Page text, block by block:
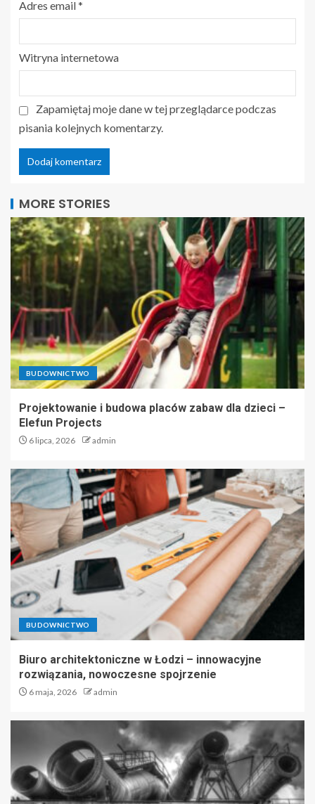
Adres email*
Witryna internetowa
Zapamiętaj moje dane w tej przeglądarce podczas
pisania kolejnych komentarzy.
MORE STORIES
BUDOWNICTWO
Projektowanie i budowa placów zabaw dla dzieci –
Elefun Projects
6 lipca, 2026 admin
BUDOWNICTWO
Biuro architektoniczne w Łodzi – innowacyjne
rozwiązania, nowoczesne spojrzenie
6 maja, 2026 admin